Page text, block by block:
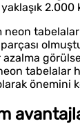
azalma
tabelalar
önemini